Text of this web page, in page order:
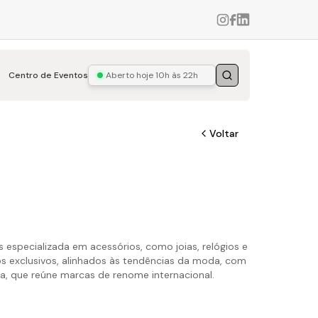
Centro de Eventos Aberto hoje10h às 22h Buscar
Voltar
especializada em acessórios, como joias, relógios e
exclusivos, alinhados às tendências da moda, com
que reúne marcas de renome internacional.